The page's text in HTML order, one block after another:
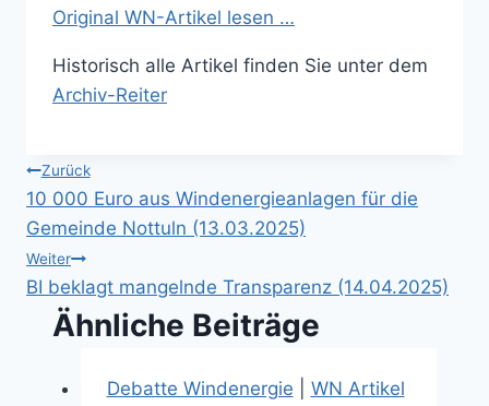
Original WN-Artikel lesen …
Historisch alle Artikel finden Sie unter dem
Archiv-Reiter
Beitragsnavigation
Zurück
10 000 Euro aus Windenergieanlagen für die
Gemeinde Nottuln (13.03.2025)
Weiter
BI beklagt mangelnde Transparenz (14.04.2025)
Ähnliche Beiträge
Debatte Windenergie WN Artikel